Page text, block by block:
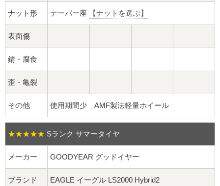
ショート平面ナット
ロング球面ナット
ショート球面ナット
貫通ナット
ロング袋ナット
ナット形 テーパー座 【ナットを選ぶ】
表面傷
錆・腐食
歪・亀裂
その他 使用期間少 AMF製法軽量ホイール
★★★★★ Sランク サマータイヤ
メーカー GOODYEAR グッドイヤー
ブランド EAGLE イーグル LS2000 Hybrid2